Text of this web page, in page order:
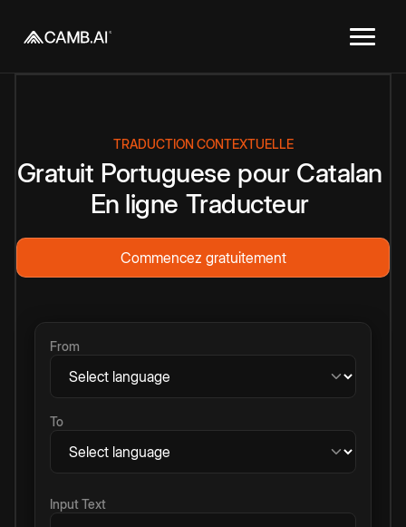
TRADUCTION CONTEXTUELLE
Gratuit Portuguese pour Catalan
En ligne Traducteur
Commencez gratuitement
From
To
Input Text